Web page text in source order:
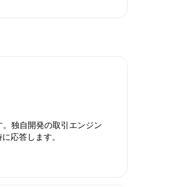
独自開発の取引エンジン
応答します。